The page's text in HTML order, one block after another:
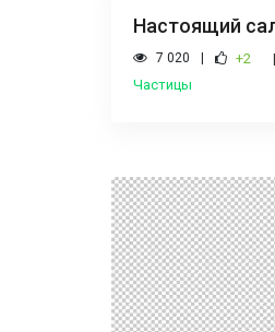
Настоящий
7 020 +2
Частицы